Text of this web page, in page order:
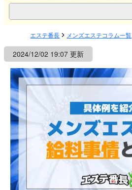
エステ番長 メンズエステコラム一覧
2024/12/02 19:07 更新